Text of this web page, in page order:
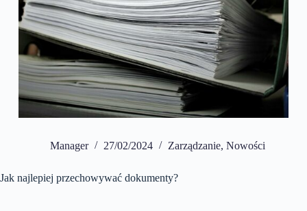
Manager 27/02/2024 Zarządzanie, Nowości
Jak najlepiej przechowywać dokumenty?